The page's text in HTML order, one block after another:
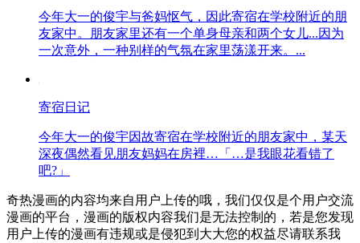
今年大一的俊宇与爸妈怄气，因此寄宿在学校附近的朋
友家中。朋友家里还有一个单身母亲和两个女儿...因为
一次意外，一种别样的气氛在家里荡漾开来。...
寄宿日记
今年大一的俊宇因故寄宿在学校附近的朋友家中，某天
深夜偶然看见朋友妈妈在房裡…「…是我眼花看错了
吧?」
奇热漫画的内容均来自用户上传的哦，我们仅仅是个用户交流
漫画的平台，漫画的版权内容我们是无法控制的，若是您发现
用户上传的漫画有违规或是侵犯到大大您的权益尽请联系我